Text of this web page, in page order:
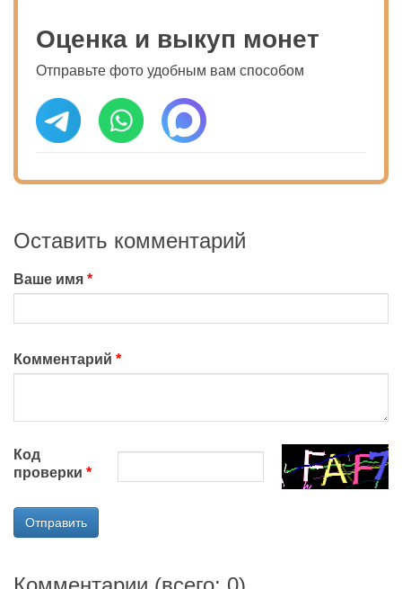
Оценка и выкуп монет
Отправьте фото удобным вам способом
Оставить комментарий
Ваше имя
Комментарий
Код
проверки
Отправить